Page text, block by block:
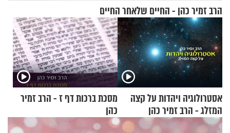
הרב זמיר כהן - החיים שלאחר החיים
אסטרולוגיה ויהדות על קצה
המזלג - הרב זמיר כהן
מסכת ברכות דף ז - הרב זמיר
כהן